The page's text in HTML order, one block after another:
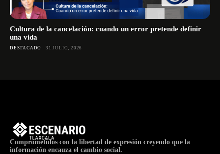
Cultura de la cancelación: cuando un error pretende definir
una vida
DESTACADO 31 JULIO, 2026
Comprometidos con la libertad de expresión creyendo que la
información encauza el cambio social.